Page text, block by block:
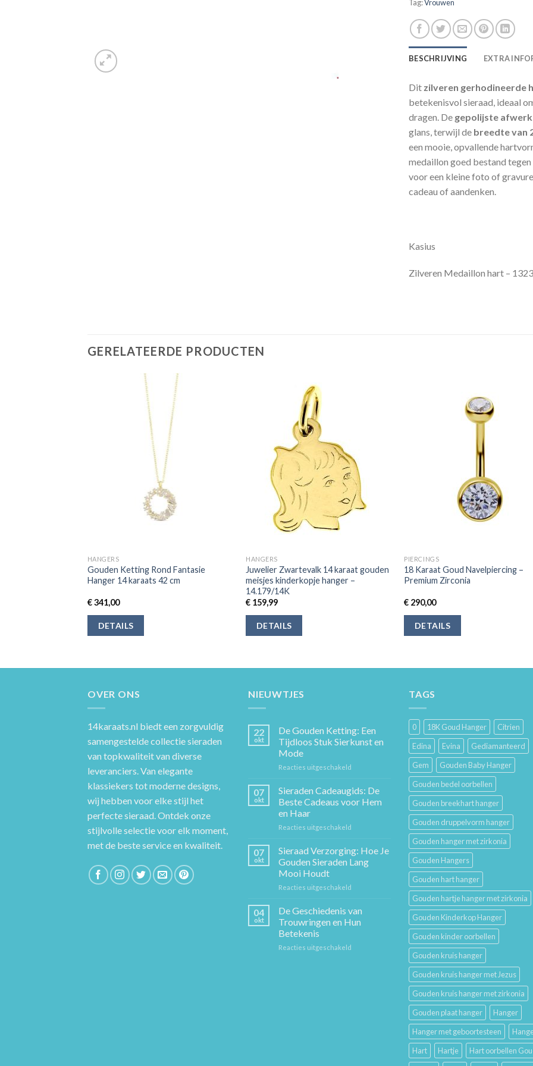
Tag:Vrouwen
BESCHRIJVING EXTRA
Dit zilveren gerhodineerde
betekenisvol sieraad, ideaal
dragen. De gepolijste
glans, terwijl de breedte van
een mooie, opvallende
medaillon goed bestand
voor een kleine foto of
cadeau of aandenken.
Kasius
Zilveren Medaillon hart –
GERELATEERDE PRODUCTEN
HANGERS
Gouden Ketting Rond Fantasie
Hanger 14 karaats 42 cm
€341,00
DETAILS
HANGERS
Juwelier Zwartevalk 14 karaat gouden
meisjes kinderkopje hanger –
14.179/14K
€ 159,99
DETAILS
PIERCINGS
18 Karaat Goud Navelpiercing –
Premium Zirconia
€ 290,00
DETAILS
OVER ONS
14karaats.nl biedt een zorgvuldig
samengestelde collectie sieraden
van topkwaliteit van diverse
leveranciers. Van elegante
klassiekers tot moderne designs,
wij hebben voor elke stijl het
perfecte sieraad. Ontdek onze
stijlvolle selectie voor elk moment,
met de beste service en kwaliteit.
NIEUWTJES
22
okt
De Gouden Ketting: Een
Tijdloos Stuk Sierkunst en
Mode
Reacties uitgeschakeld
Gouden
Een
Mode
07
okt
Sieraden Cadeaugids: De
Beste Cadeaus voor Hem
en Haar
Reacties uitgeschakeld
Cadeaugids:
De
Beste
07
okt
Sieraad Verzorging: Hoe Je
Gouden Sieraden Lang
Mooi Houdt
Reacties uitgeschakeld
Je
04
okt
De Geschiedenis van
Trouwringen en Hun
Betekenis
Reacties uitgeschakeld
TAGS
0 18K Goud Hanger
Citrien
Edina
Evina
Gediamanteerd
Gem
Gouden Baby Hanger
Gouden bedel oorbellen
Gouden breekhart hanger
Gouden druppelvorm hanger
Gouden hanger met zirkonia
Gouden Hangers
Gouden hart hanger
Gouden hartje hanger met zirkonia
Gouden Kinderkop Hanger
Gouden kinder oorbellen
Gouden kruis hanger
Gouden kruis hanger met Jezus
Gouden kruis hanger met zirkonia
Gouden plaat hanger
Hanger
Hanger met geboortesteen
Hart
Hartje
Hart oorbellen